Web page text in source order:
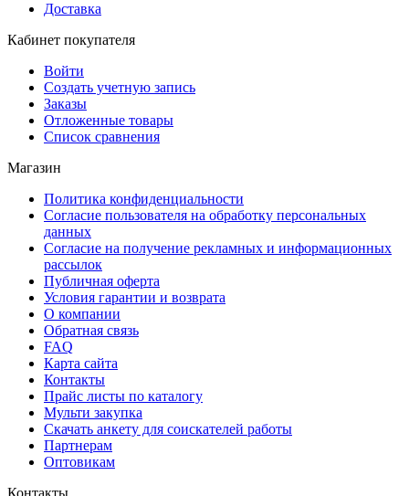
Доставка
Кабинет покупателя
Войти
Создать учетную запись
Заказы
Отложенные товары
Список сравнения
Магазин
Политика конфиденциальности
Согласие пользователя на обработку персональных
данных
Согласие на получение рекламных и информационных
рассылок
Публичная оферта
Условия гарантии и возврата
О компании
Обратная связь
FAQ
Карта сайта
Контакты
Прайс листы по каталогу
Мульти закупка
Скачать анкету для соискателей работы
Партнерам
Оптовикам
Контакты